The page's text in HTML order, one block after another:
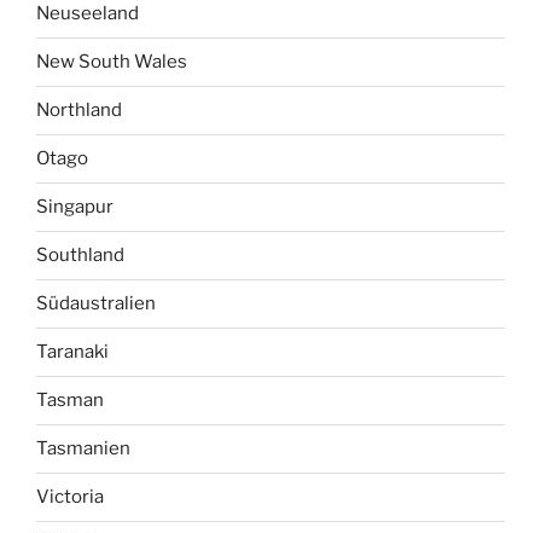
Neuseeland
New South Wales
Northland
Otago
Singapur
Southland
Südaustralien
Taranaki
Tasman
Tasmanien
Victoria